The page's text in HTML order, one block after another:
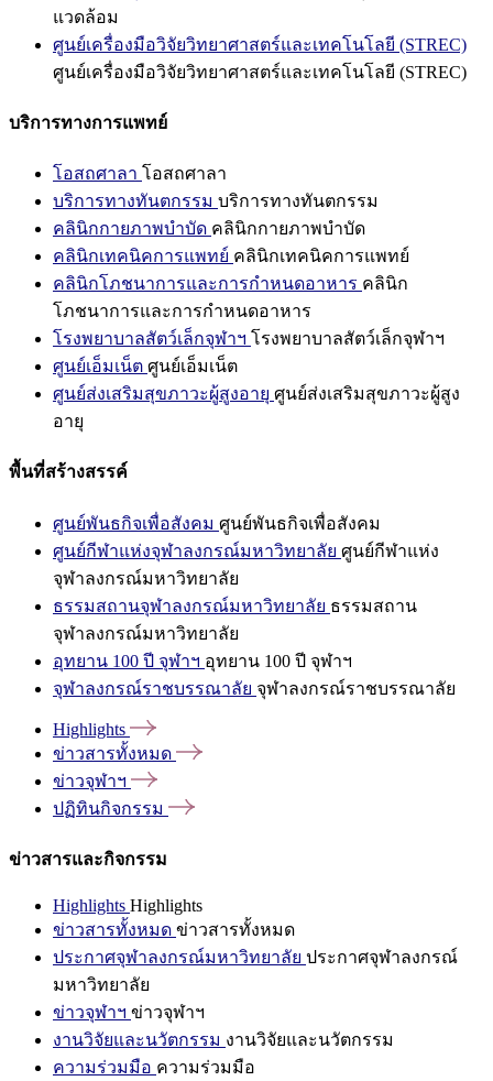
แวดล้อม
ศูนย์เครื่องมือวิจัยวิทยาศาสตร์และเทคโนโลยี (STREC)
ศูนย์เครื่องมือวิจัยวิทยาศาสตร์และเทคโนโลยี (STREC)
บริการทางการแพทย์
โอสถศาลา โอสถศาลา
บริการทางทันตกรรม บริการทางทันตกรรม
คลินิกกายภาพบำบัด คลินิกกายภาพบำบัด
คลินิกเทคนิคการแพทย์ คลินิกเทคนิคการแพทย์
คลินิกโภชนาการและการกำหนดอาหาร คลินิก
โภชนาการและการกำหนดอาหาร
โรงพยาบาลสัตว์เล็กจุฬาฯ โรงพยาบาลสัตว์เล็กจุฬาฯ
ศูนย์เอ็มเน็ต ศูนย์เอ็มเน็ต
ศูนย์ส่งเสริมสุขภาวะผู้สูงอายุ ศูนย์ส่งเสริมสุขภาวะผู้สูง
อายุ
พื้นที่สร้างสรรค์
ศูนย์พันธกิจเพื่อสังคม ศูนย์พันธกิจเพื่อสังคม
ศูนย์กีฬาแห่งจุฬาลงกรณ์มหาวิทยาลัย ศูนย์กีฬาแห่ง
จุฬาลงกรณ์มหาวิทยาลัย
ธรรมสถานจุฬาลงกรณ์มหาวิทยาลัย ธรรมสถาน
จุฬาลงกรณ์มหาวิทยาลัย
อุทยาน 100 ปี จุฬาฯ อุทยาน 100 ปี จุฬาฯ
จุฬาลงกรณ์ราชบรรณาลัย จุฬาลงกรณ์ราชบรรณาลัย
Highlights
ข่าวสารทั้งหมด
ข่าวจุฬาฯ
ปฏิทินกิจกรรม
ข่าวสารและกิจกรรม
Highlights Highlights
ข่าวสารทั้งหมด ข่าวสารทั้งหมด
ประกาศจุฬาลงกรณ์มหาวิทยาลัย ประกาศจุฬาลงกรณ์
มหาวิทยาลัย
ข่าวจุฬาฯ ข่าวจุฬาฯ
งานวิจัยและนวัตกรรม งานวิจัยและนวัตกรรม
ความร่วมมือ ความร่วมมือ